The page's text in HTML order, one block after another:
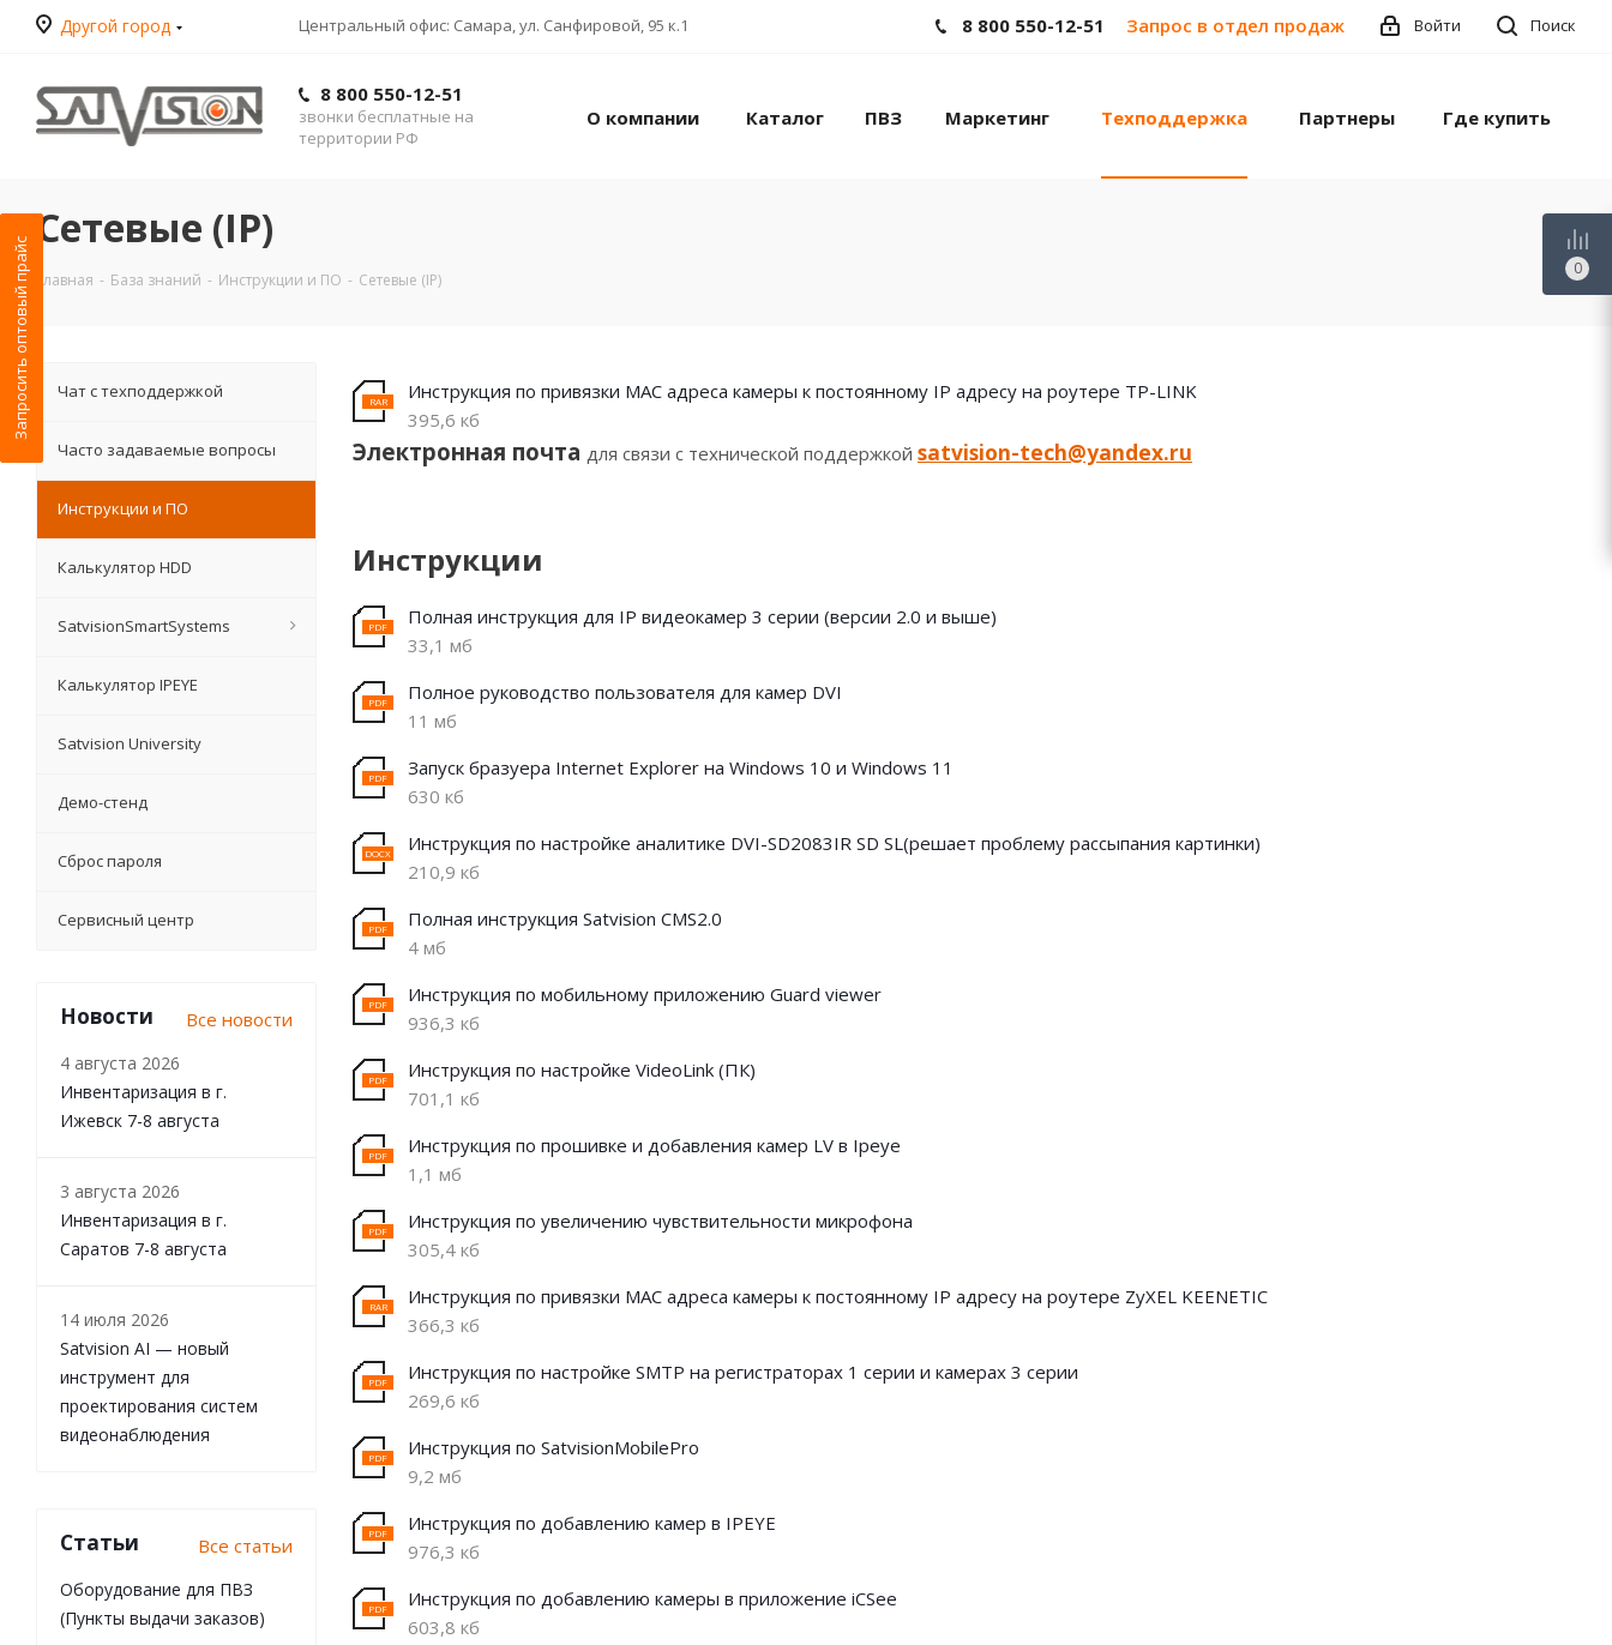
Другой город Центральный офис: Самара, ул. Санфировой, 95 к.1 Поиск
Войти
8 800 550-12-51 Запрос в отдел продаж
8 800 550-12-51
звонки бесплатные на
территории РФ
О компании Каталог ПВЗ Маркетинг Техподдержка Партнеры Где купить
Сетевые (IP)
Главная - База знаний - Инструкции и ПО - Сетевые (IP)
Инструкция по привязки МАС адреса камеры к постоянному IP адресу на роутере TP-LINK
395,6 кб
Электронная почта для связи с технической поддержкой satvision-tech@yandex.ru
Инструкции
Полная инструкция для IP видеокамер 3 серии (версии 2.0 и выше)
33,1 мб
Полное руководство пользователя для камер DVI
11 мб
Запуск бразуера Internet Explorer на Windows 10 и Windows 11
630 кб
Инструкция по настройке аналитике DVI-SD2083IR SD SL(решает проблему рассыпания картинки)
210,9 кб
Полная инструкция Satvision CMS2.0
4 мб
Инструкция по мобильному приложению Guard viewer
936,3 кб
Инструкция по настройке VideoLink (ПК)
701,1 кб
Инструкция по прошивке и добавления камер LV в Ipeye
1,1 мб
Инструкция по увеличению чувствительности микрофона
305,4 кб
Инструкция по привязки МАС адреса камеры к постоянному IP адресу на роутере ZyXEL KEENETIC
366,3 кб
Инструкция по настройке SMTP на регистраторах 1 серии и камерах 3 серии
269,6 кб
Инструкция по SatvisionMobilePro
9,2 мб
Инструкция по добавлению камер в IPEYE
976,3 кб
Инструкция по добавлению камеры в приложение iCSee
603,8 кб
Чат с техподдержкой
Часто задаваемые вопросы
Инструкции и ПО
Калькулятор HDD
SatvisionSmartSystems
Калькулятор IPEYE
Satvision University
Демо-стенд
Сброс пароля
Сервисный центр
Новости Все новости
4 августа 2026
Инвентаризация в г.
Ижевск 7-8 августа
3 августа 2026
Инвентаризация в г.
Саратов 7-8 августа
14 июля 2026
Satvision AI — новый
инструмент для
проектирования систем
видеонаблюдения
Статьи Все статьи
Оборудование для ПВЗ
(Пункты выдачи заказов)
Запросить оптовый прайс 0